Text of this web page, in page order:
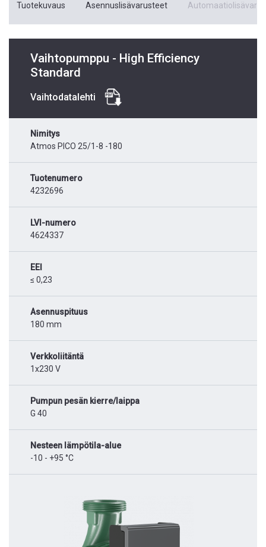
Tuotekuvaus Asennuslisävarusteet
Vaihtopumppu - High Efficiency
Standard
Vaihtodatalehti
Nimitys
Atmos PICO 25/1-8 -180
Tuotenumero
4232696
LVI-numero
4624337
EEI
≤ 0,23
Asennuspituus
180 mm
Verkkoliitäntä
1x230 V
Pumpun pesän kierre/laippa
G 40
Nesteen lämpötila-alue
-10 - +95 °C